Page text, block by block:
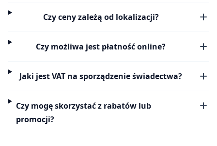
Czy ceny zależą od lokalizacji?
Czy możliwa jest płatność online?
Jaki jest VAT na sporządzenie świadectwa?
Czy mogę skorzystać z rabatów lub
promocji?